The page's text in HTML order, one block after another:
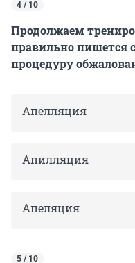
4 / 10
Продолжаем
правильно пишется
процедуру
Апелляция
Апилляция
Апеляция
5 / 10